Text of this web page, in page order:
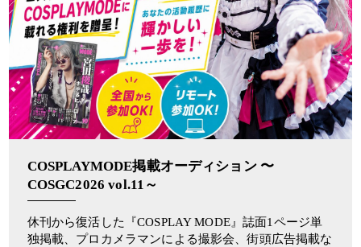
COSPLAYMODE掲載オーディション 〜
COSGC2026 vol.11～
休刊から復活した『COSPLAY MODE』誌面1ページ単
独掲載、プロカメラマンによる撮影会、街頭広告掲載な